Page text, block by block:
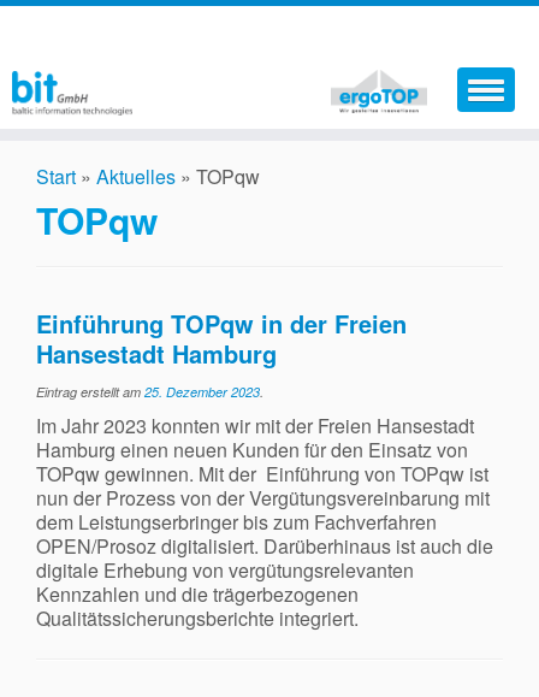
Support
Kontakt
Warenkorb
Suchen
nach:
Start » Aktuelles » TOPqw
TOPqw
Einführung TOPqw in der Freien
Hansestadt Hamburg
Eintrag erstellt am 25. Dezember 2023.
Im Jahr 2023 konnten wir mit der Freien Hansestadt
Hamburg einen neuen Kunden für den Einsatz von
TOPqw gewinnen. Mit der Einführung von TOPqw ist
nun der Prozess von der Vergütungsvereinbarung mit
dem Leistungserbringer bis zum Fachverfahren
OPEN/Prosoz digitalisiert. Darüberhinaus ist auch die
digitale Erhebung von vergütungsrelevanten
Kennzahlen und die trägerbezogenen
Qualitätssicherungsberichte integriert.